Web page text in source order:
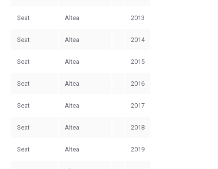
Seat Altea 2013
Seat Altea 2014
Seat Altea 2015
Seat Altea 2016
Seat Altea 2017
Seat Altea 2018
Seat Altea 2019